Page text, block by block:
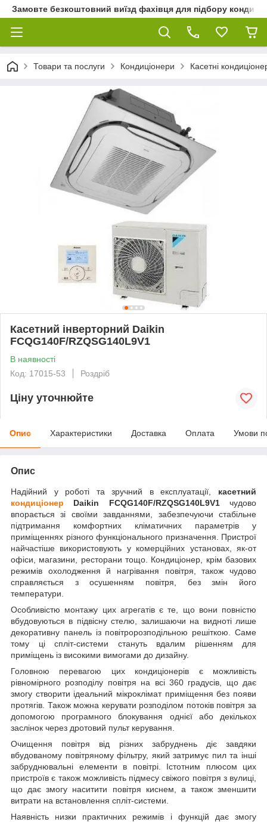
Замовте безкоштовний виїзд фахівця для підбору
Товари та послуги Кондиціонери Касетні
Касетний інверторний Daikin
FCQG140F/RZQSG140L9V1
В наявності
Код: 17015-53
Роздріб
Ціну уточнюйте
Опис Характеристики Доставка Оплата Умови
Опис
Надійний у роботі та зручний в експлуатації, касетний
кондиціонер Daikin FCQG140F/RZQSG140L9V1чудово
впорається зі своїми завданнями, забезпечуючи стабільне
підтримання комфортних кліматичних параметрів у
приміщеннях різного функціонального призначення. Пристрої
найчастіше використовують у комерційних установах, як-от
офіси, магазини, ресторани тощо. Кондиціонер, крім базових
режимів охолодження й нагрівання повітря, також чудово
справляється з осушенням повітря, без змін його
температури.
Особливістю монтажу цих агрегатів є те, що вони повністю
вбудовуються в підвісну стелю, залишаючи на видноті лише
декоративну панель із повітророзподільною решіткою. Саме
тому ці спліт-системи стануть вдалим рішенням для
приміщень із високими вимогами до дизайну.
Головною перевагою цих кондиціонерів є можливість
рівномірного розподілу повітря на всі 360 градусів, що дає
змогу створити ідеальний мікроклімат приміщення без появи
протягів. Також можна керувати розподілом потоків повітря за
допомогою програмного блокування однієї або декількох
заслінок через дротовий пульт керування.
Очищення повітря від різних забруднень діє завдяки
вбудованому повітряному фільтру, який затримує пил та інші
забруднювальні елементи в повітрі. Істотним плюсом цих
пристроїв є також можливість підмесу свіжого повітря з вулиці,
що дає змогу наситити повітря киснем, а також зменшити
витрати на встановлення спліт-системи.
Наявність низки практичних режимів і функцій дає змогу